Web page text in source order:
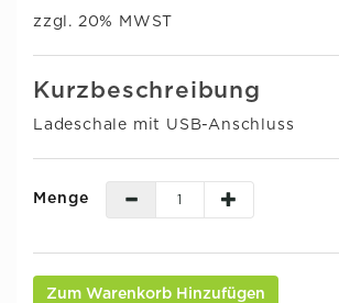
zzgl. 20% MWST
Kurzbeschreibung
Ladeschale mit USB-Anschluss
Menge
Zum Warenkorb Hinzufügen